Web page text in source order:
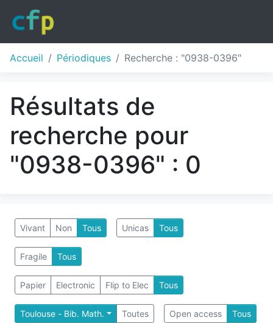
Accueil Périodiques Recherche : "0938-0396"
Résultats de
recherche pour
"0938-0396" : 0
Vivant Non Tous Unicas Tous
Fragile Tous
Papier Electronic Flip to Elec Tous
Toulouse - Bib. Math. Toutes Open access Tous